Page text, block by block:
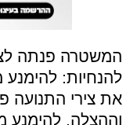
המשטרה פנתה
להנחיות:
את צירי התנועה
וההצלה, להימנע